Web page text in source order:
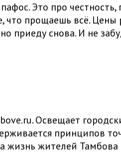
Это про
что прощаешь всё.
приеду снова. И не
Освещает
принципов
жизнь жителей Тамбова